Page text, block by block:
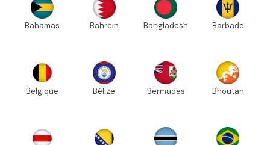
Bahamas Bahreïn Bangladesh Barbade
Belgique Bélize Bermudes Bhoutan